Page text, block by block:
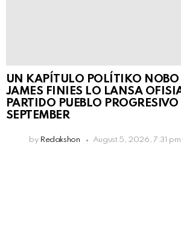
UN KAPÍTULO POLÍTIKO NOBO
JAMES FINIES LO LANSA
PARTIDO PUEBLO PROGRESIVO
SEPTEMBER
by Redakshon August 5, 2026, 7:31 pm